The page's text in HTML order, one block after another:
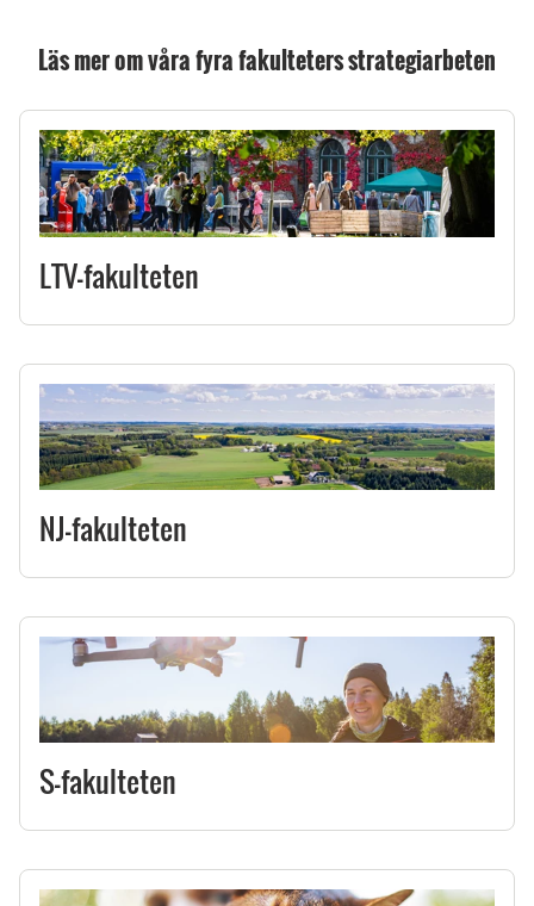
Läs mer om våra fyra fakulteters strategiarbeten
LTV-fakulteten
NJ-fakulteten
S-fakulteten